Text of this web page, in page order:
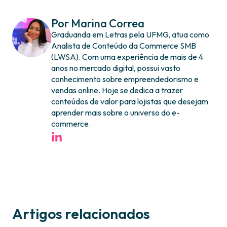
Por Marina Correa
Graduanda em Letras pela UFMG, atua como
Analista de Conteúdo da Commerce SMB
(LWSA). Com uma experiência de mais de 4
anos no mercado digital, possui vasto
conhecimento sobre empreendedorismo e
vendas online. Hoje se dedica a trazer
conteúdos de valor para lojistas que desejam
aprender mais sobre o universo do e-
commerce.
Artigos relacionados